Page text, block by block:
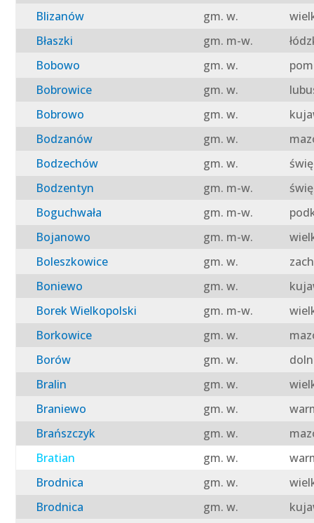
Blizanów
gm. w.
Błaszki
gm. m-w.
Bobowo
gm. w.
Bobrowice
gm. w.
Bobrowo
gm. w.
Bodzanów
gm. w.
Bodzechów
gm. w.
Bodzentyn
gm. m-w.
Boguchwała
gm. m-w.
Bojanowo
gm. m-w.
Boleszkowice
gm. w.
Boniewo
gm. w.
Borek Wielkopolski
gm. m-w.
Borkowice
gm. w.
Borów
gm. w.
Bralin
gm. w.
Braniewo
gm. w.
Brańszczyk
gm. w.
Bratian
gm. w.
Brodnica
gm. w.
Brodnica
gm. w.